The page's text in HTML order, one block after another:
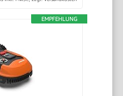
EMPFEHLUNG